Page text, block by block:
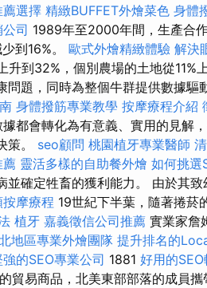
選擇 精緻BUFFET外燴菜色 身體
司 1989年至2000年間，生產合
到16%。 歐式外燴精緻體驗 解決
到32%，個別農場的土地從11%
題，同時為整個牛群提供數據驅
身體撥筋專業教學 按摩療程介紹
據都會轉化為有意義、實用的見解
策。 seo顧問 桃園植牙專業醫師
薦 靈活多樣的自助餐外燴 如何挑選
並確定牲畜的獲利能力。 由於其
摩療程 19世紀下半葉，隨著捲菸
植牙 嘉義徵信公司推薦 實業家詹
地區專業外燴團隊 提升排名的
的SEO專業公司 1881 好用的
貿易商品，北美東部部落的成員